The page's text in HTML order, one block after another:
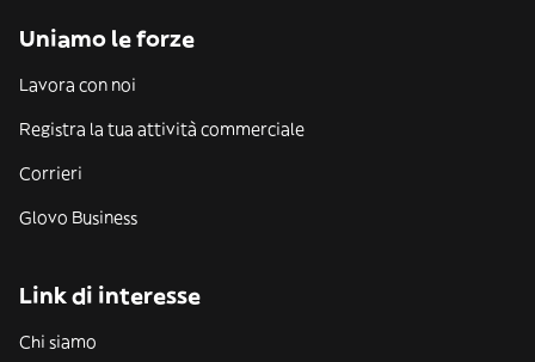
Uniamo le forze
Lavora con noi
Registra la tua attività commerciale
Corrieri
Glovo Business
Link di interesse
Chi siamo